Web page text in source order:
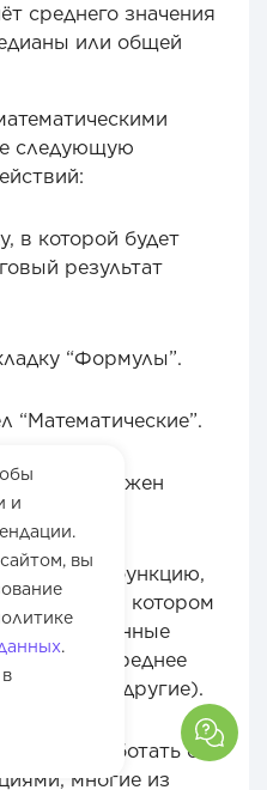
и
вы
.
среднего значения
или общей
следующую
в которой будет
результат
“Формулы”.
“Математические”.
вам нужен
функцию…”.
нужную функцию,
диапазон, в котором
заданные
быть: среднее
значений и другие).
работать со
многие из